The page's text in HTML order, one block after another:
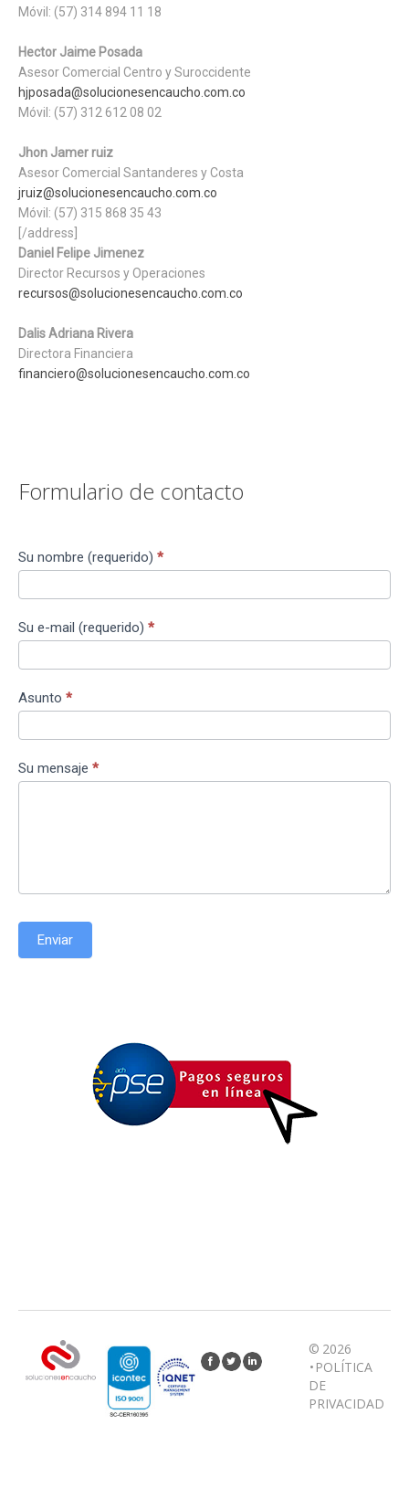
Móvil: (57) 314 894 11 18
Hector Jaime Posada
Asesor Comercial Centro y Suroccidente
hjposada@solucionesencaucho.com.co
Móvil: (57) 312 612 08 02
Jhon Jamer ruiz
Asesor Comercial Santanderes y Costa
jruiz@solucionesencaucho.com.co
Móvil: (57) 315 868 35 43
[/address]
Daniel Felipe Jimenez
Director Recursos y Operaciones
recursos@solucionesencaucho.com.co
Dalis Adriana Rivera
Directora Financiera
financiero@solucionesencaucho.com.co
Formulario de contacto
Contact
Us
Su nombre (requerido) *
Su e-mail (requerido) *
Asunto *
Su mensaje *
Enviar
© 2026
• POLÍTICA
DE
PRIVACIDAD